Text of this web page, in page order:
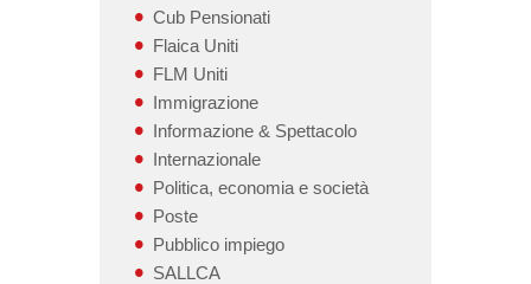
Cub Pensionati
Flaica Uniti
FLM Uniti
Immigrazione
Informazione & Spettacolo
Internazionale
Politica, economia e società
Poste
Pubblico impiego
SALLCA